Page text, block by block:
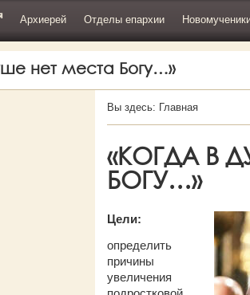
Архиерей Отделы епархии
нет места Богу…»
Вы здесь: Главная
«КОГДА В
БОГУ…»
Цели:
определить
причины
увеличения